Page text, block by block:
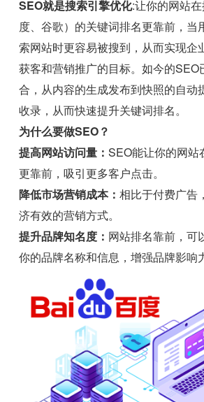
SEO就是搜索引擎优化:让你的网站
度、谷歌）的关键词排名更靠前，当
索网站时更容易被搜到，从而实现企
获客和营销推广的目标。如今的SEO
合，从内容的生成发布到快照的自动
收录，从而快速提升关键词排名。
为什么要做SEO？
提高网站访问量：SEO能让你的网站
更靠前，吸引更多客户点击。
降低市场营销成本：相比于付费广告
济有效的营销方式。
提升品牌知名度： 网站排名靠前，可
你的品牌名称和信息，增强品牌影响